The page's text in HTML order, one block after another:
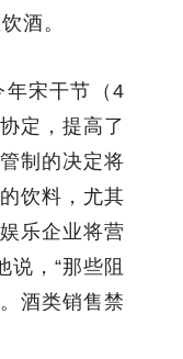
酒。
年宋干节（4
定，提高了
制的决定将
饮料，尤其
乐企业将营
，“那些阻
酒类销售禁